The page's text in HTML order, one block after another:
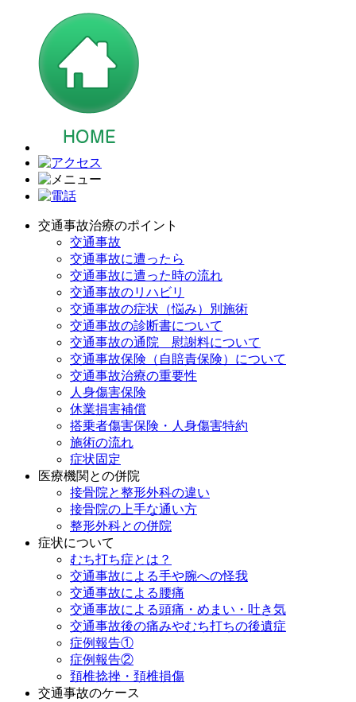
交通事故治療のポイント
交通事故
交通事故に遭ったら
交通事故に遭った時の流れ
交通事故のリハビリ
交通事故の症状（悩み）別施術
交通事故の診断書について
交通事故の通院 慰謝料について
交通事故保険（自賠責保険）について
交通事故治療の重要性
人身傷害保険
休業損害補償
搭乗者傷害保険・人身傷害特約
施術の流れ
症状固定
医療機関との併院
接骨院と整形外科の違い
接骨院の上手な通い方
整形外科との併院
症状について
むち打ち症とは？
交通事故による手や腕への怪我
交通事故による腰痛
交通事故による頭痛・めまい・吐き気
交通事故後の痛みやむち打ちの後遺症
症例報告①
症例報告②
頚椎捻挫・頚椎損傷
交通事故のケース